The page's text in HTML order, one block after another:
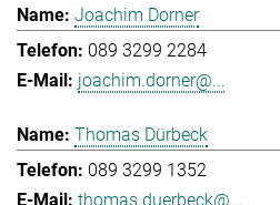
Joachim Dorner
089 3299 2284
joachim.dorner@...
Thomas Dürbeck
089 3299 1352
thomas.duerbeck@...